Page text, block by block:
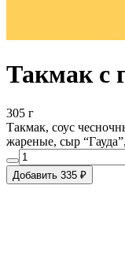
Такмак с
305 г
Такмак, соус
жареные, сыр
Добавить 335 ₽